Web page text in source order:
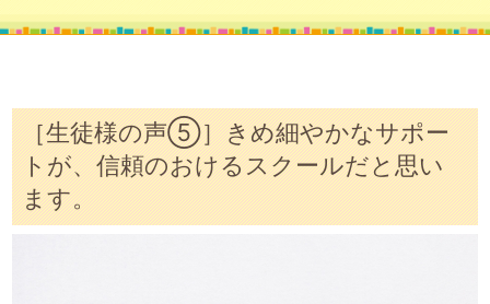
［生徒様の声⑤］きめ細やかなサポー
トが、信頼のおけるスクールだと思い
ます。